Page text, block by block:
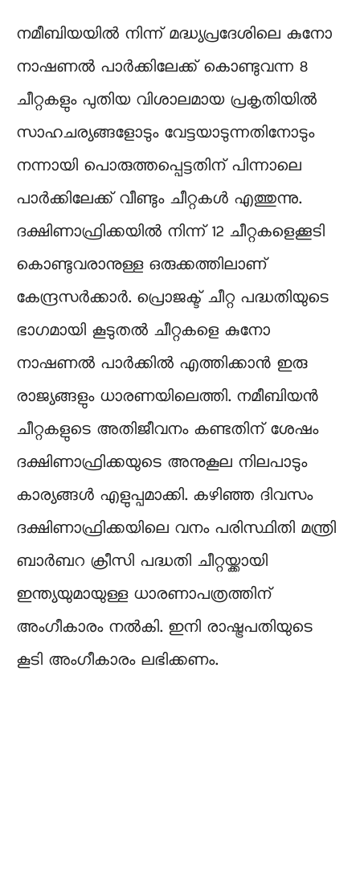
നമീബിയയില്‍ നിന്ന് മദ്ധ്യപ്രദേശിലെ കുനോ
നാഷണല്‍ പാര്‍ക്കിലേക്ക് കൊണ്ടുവന്ന 8
ചീറ്റകളും പുതിയ വിശാലമായ പ്രകൃതിയിൽ
സാഹചര്യങ്ങളോടും വേട്ടയാടുന്നതിനോടും
നന്നായി പൊരുത്തപ്പെട്ടതിന് പിന്നാലെ
പാര്‍ക്കിലേക്ക് വീണ്ടും ചീറ്റകൾ എത്തുന്നു.
ദക്ഷിണാഫ്രിക്കയില്‍ നിന്ന് 12 ചീറ്റകളെക്കൂടി
കൊണ്ടുവരാനുള്ള ഒരുക്കത്തിലാണ്
കേന്ദ്രസര്‍ക്കാര്‍. പ്രൊജക്ട് ചീറ്റ പദ്ധതിയുടെ
ഭാഗമായി കൂടുതല്‍ ചീറ്റകളെ കുനോ
നാഷണല്‍ പാര്‍ക്കില്‍ എത്തിക്കാന്‍ ഇരു
രാജ്യങ്ങളും ധാരണയിലെത്തി. നമീബിയന്‍
ചീറ്റകളുടെ അതിജീവനം കണ്ടതിന് ശേഷം
ദക്ഷിണാഫ്രിക്കയുടെ അനുകൂല നിലപാടും
കാര്യങ്ങൾ എളുപ്പമാക്കി. കഴിഞ്ഞ ദിവസം
ദക്ഷിണാഫ്രിക്കയിലെ വനം പരിസ്ഥിതി മന്ത്രി
ബാര്‍ബറ ക്രീസി പദ്ധതി ചീറ്റയ്ക്കായി
ഇന്ത്യയുമായുള്ള ധാരണാപത്രത്തിന്
അംഗീകാരം നല്‍കി. ഇനി രാഷ്ട്രപതിയുടെ
കൂടി അംഗീകാരം ലഭിക്കണം.